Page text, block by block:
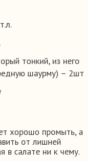
тонкий, из него
шаурму) – 2шт
хорошо промыть, а
от лишней
в салате ни к чему.